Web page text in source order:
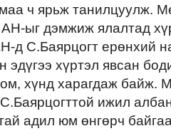
ч ярьж танилцуулж.
АН-ыг дэмжиж ялалтад
д С.Баярцогт ерөнхий
хүртэл явсан
хүнд харагдаж байж.
ижил
адил юм өнгөрч